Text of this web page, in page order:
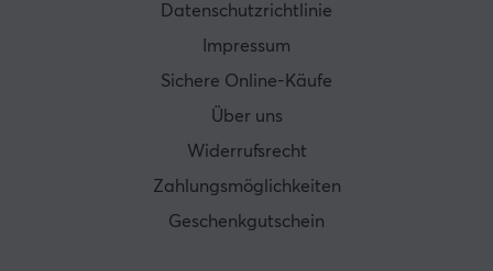
Datenschutzrichtlinie
Impressum
Sichere Online-Käufe
Über uns
Widerrufsrecht
Zahlungsmöglichkeiten
Geschenkgutschein